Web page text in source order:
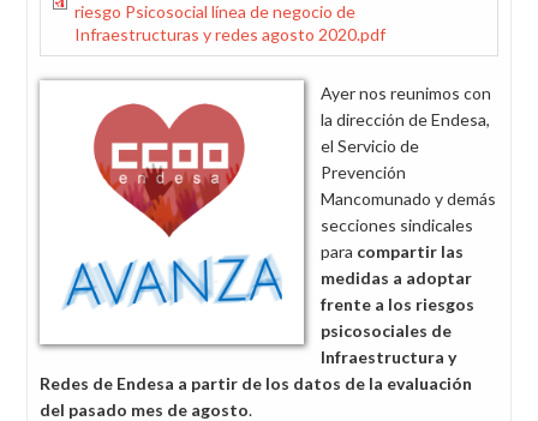
riesgo Psicosocial línea de negocio de
Infraestructuras y redes agosto 2020.pdf
Ayer nos reunimos con
la dirección de Endesa,
el Servicio de
Prevención
Mancomunado y demás
secciones sindicales
para compartir las
medidas a adoptar
frente a los riesgos
psicosociales de
Infraestructura y
Redes de Endesa a partir de los datos de la evaluación
del pasado mes de agosto.